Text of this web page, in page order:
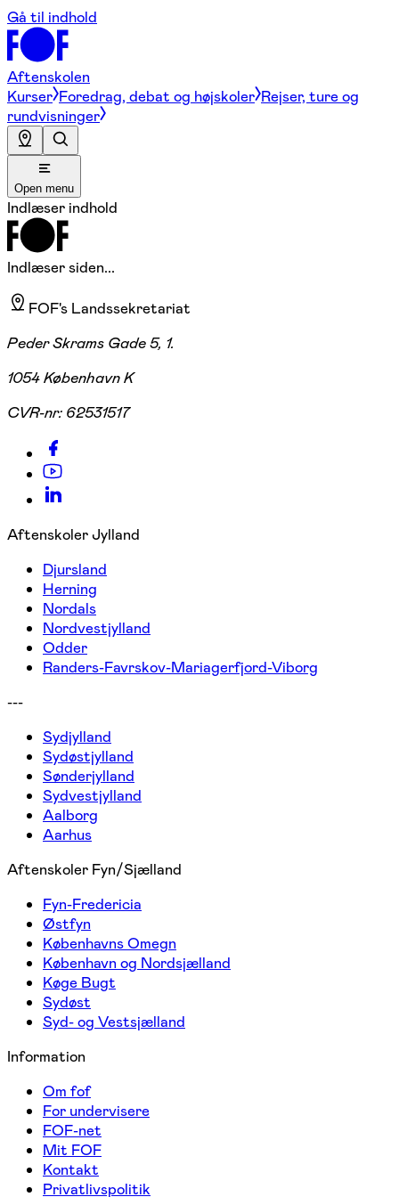
Gå til indhold
Aftenskolen
Kurser Foredrag, debat og højskoler Rejser, ture og
rundvisninger
Open menu
Indlæser indhold
Indlæser siden...
FOF's Landssekretariat
Peder Skrams Gade 5, 1.
1054 København K
CVR-nr: 62531517
Aftenskoler Jylland
Djursland
Herning
Nordals
Nordvestjylland
Odder
Randers-Favrskov-Mariagerfjord-Viborg
---
Sydjylland
Sydøstjylland
Sønderjylland
Sydvestjylland
Aalborg
Aarhus
Aftenskoler Fyn/Sjælland
Fyn-Fredericia
Østfyn
Københavns Omegn
København og Nordsjælland
Køge Bugt
Sydøst
Syd- og Vestsjælland
Information
Om fof
For undervisere
FOF-net
Mit FOF
Kontakt
Privatlivspolitik